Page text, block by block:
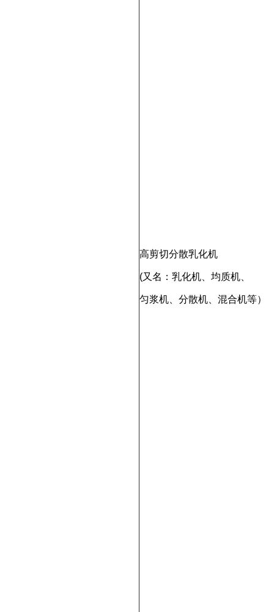
高剪切分散乳化机
(又名：乳化机、均质机、
匀浆机、分散机、混合机等）